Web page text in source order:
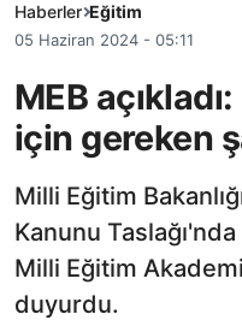
Haberler Eğitim
05 Haziran 2024 - 05:11
MEB
için gereken
Milli Eğitim
Kanunu
Milli Eğitim
duyurdu.